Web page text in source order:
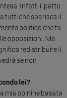
Infatti il patto
tutti che sparisca il
politico che fa
opposizioni. Ma
redistribuire il
se non
lei?
mia opinine basata